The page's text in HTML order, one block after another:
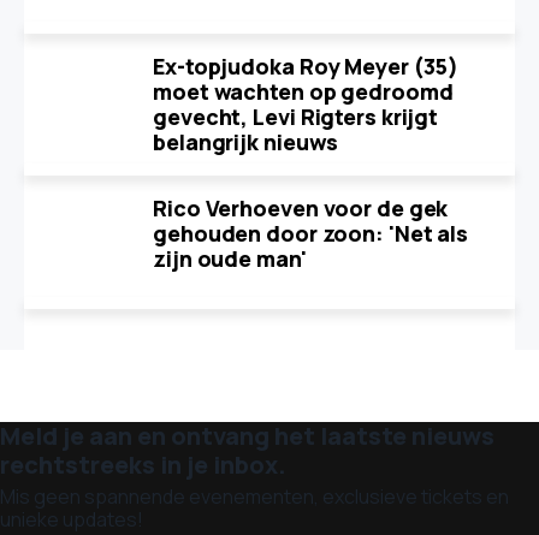
Ex-topjudoka Roy Meyer (35)
moet wachten op gedroomd
gevecht, Levi Rigters krijgt
belangrijk nieuws
Rico Verhoeven voor de gek
gehouden door zoon: 'Net als
zijn oude man'
Meld je aan en ontvang het laatste nieuws
rechtstreeks in je inbox.
Mis geen spannende evenementen, exclusieve tickets en
unieke updates!